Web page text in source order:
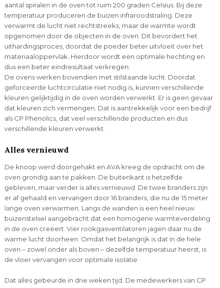
aantal spiralen in de oven tot ruim 200 graden Celsius. Bij deze
temperatuur produceren de buizen infraroodstraling. Deze
verwarmt de lucht niet rechtstreeks, maar de warmte wordt
opgenomen door de objecten in de oven. Dit bevordert het
uithardingsproces, doordat de poeder beter uitvloeit over het
materiaaloppervlak. Hierdoor wordt een optimale hechting en
dus een beter eindresultaat verkregen.
De ovens werken bovendien met stilstaande lucht. Doordat
geforceerde luchtcirculatie niet nodig is, kunnen verschillende
kleuren gelijktijdig in de oven worden verwerkt. Er is geen gevaar
dat kleuren zich vermengen. Dat is aantrekkelijk voor een bedrijf
als CP Phenolics, dat veel verschillende producten en dus
verschillende kleuren verwerkt.
Alles vernieuwd
De knoop werd doorgehakt en AVA kreeg de opdracht om de
oven grondig aan te pakken. De buitenkant is hetzelfde
gebleven, maar verder is alles vernieuwd. De twee branders zijn
er af gehaald en vervangen door 16 branders, die nu de 15 meter
lange oven verwarmen. Langs de wanden is een heel nieuw
buizenstelsel aangebracht dat een homogene warmteverdeling
in de oven creëert. Vier rookgasventilatoren jagen daar nu de
warme lucht doorheen. Omdat het belangrijk is dat in de hele
oven – zowel onder als boven – dezelfde temperatuur heerst, is
de vloer vervangen voor optimale isolatie.
Dat alles gebeurde in drie weken tijd. De medewerkers van CP